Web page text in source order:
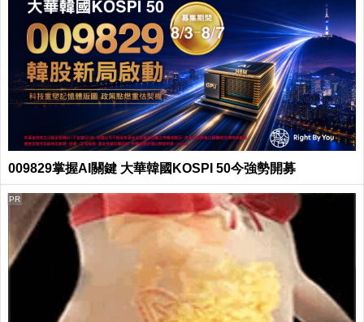
009829掌握AI關鍵 大華韓國KOSPI 50今強勢開募
PR